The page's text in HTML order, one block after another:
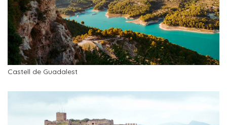
Castell de Guadalest